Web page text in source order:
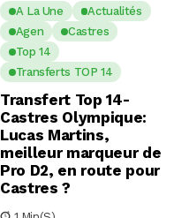
A La Une
Actualités
Agen
Castres
Top 14
Transferts TOP 14
Transfert Top 14-
Castres Olympique:
Lucas Martins,
meilleur marqueur de
Pro D2, en route pour
Castres ?